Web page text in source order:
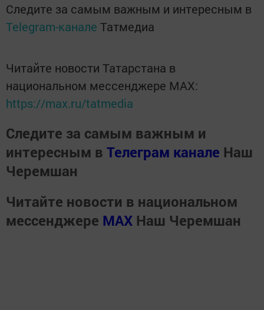
Следите за самым важным и интересным в
Telegram-канале Татмедиа
Читайте новости Татарстана в
национальном мессенджере MАХ:
https://max.ru/tatmedia
Следите за самым важным и
интересным в Телеграм канале Наш
Черемшан
Читайте новости в национальном
мессенджере MАХ Наш Черемшан